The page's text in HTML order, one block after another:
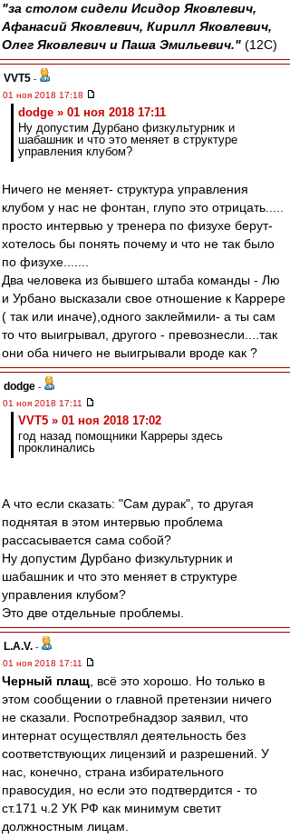
"за столом сидели Исидор Яковлевич,
Афанасий Яковлевич, Кирилл Яковлевич,
Олег Яковлевич и Паша Эмильевич." (12С)
VVT5 -
01 ноя 2018 17:18
dodge » 01 ноя 2018 17:11
Ну допустим Дурбано физкультурник и
шабашник и что это меняет в структуре
управления клубом?
Ничего не меняет- структура управления
клубом у нас не фонтан, глупо это отрицать.....
просто интервью у тренера по физухе берут-
хотелось бы понять почему и что не так было
по физухе.......
Два человека из бывшего штаба команды - Лю
и Урбано высказали свое отношение к Каррере
( так или иначе),одного заклеймили- а ты сам
то что выигрывал, другого - превознесли....так
они оба ничего не выигрывали вроде как ?
dodge -
01 ноя 2018 17:11
VVT5 » 01 ноя 2018 17:02
год назад помощники Карреры здесь
проклинались
А что если сказать: "Сам дурак", то другая
поднятая в этом интервью проблема
рассасывается сама собой?
Ну допустим Дурбано физкультурник и
шабашник и что это меняет в структуре
управления клубом?
Это две отдельные проблемы.
L.А.V. -
01 ноя 2018 17:11
Черный плащ , всё это хорошо. Но только в
этом сообщении о главной претензии ничего
не сказали. Роспотребнадзор заявил, что
интернат осуществлял деятельность без
соответствующих лицензий и разрешений. У
нас, конечно, страна избирательного
правосудия, но если это подтвердится - то
ст.171 ч.2 УК РФ как минимум светит
должностным лицам.